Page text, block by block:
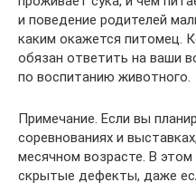
и поведение родителей
каким окажется питомец.
обязан ответить на ваши
по воспитанию животного.
Примечание. Если вы
соревнованиях и
месячном возрасте. В этом
скрытые дефекты, даже